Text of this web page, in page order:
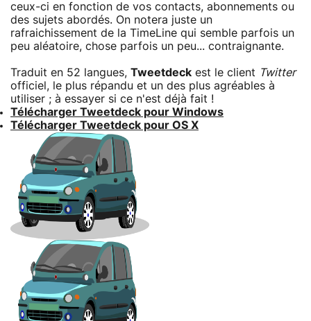
ceux-ci en fonction de vos contacts, abonnements ou
des sujets abordés. On notera juste un
rafraichissement de la TimeLine qui semble parfois un
peu aléatoire, chose parfois un peu... contraignante.
Traduit en 52 langues, Tweetdeck est le client Twitter
officiel, le plus répandu et un des plus agréables à
utiliser ; à essayer si ce n'est déjà fait !
Télécharger Tweetdeck pour Windows
Télécharger Tweetdeck pour OS X